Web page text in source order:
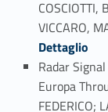
COSCIOTTI,
VICCARO,
Dettaglio
Radar
Europa
FEDERICO;